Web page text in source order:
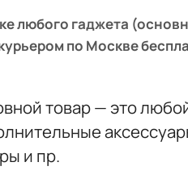
любого гаджета
по Москве
товар — это
и пр.